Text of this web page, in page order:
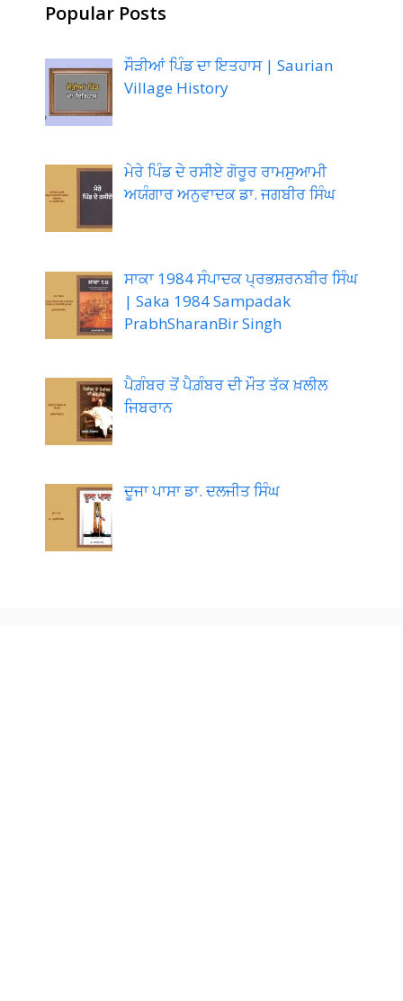
Popular Posts
ਸੌੜੀਆਂ ਪਿੰਡ ਦਾ ਇਤਹਾਸ | Saurian
Village History
ਮੇਰੇ ਪਿੰਡ ਦੇ ਰਸੀਏ ਗੋਰੂਰ ਰਾਮਸੁਆਮੀ
ਅਯੰਗਾਰ ਅਨੁਵਾਦਕ ਡਾ. ਜਗਬੀਰ ਸਿੰਘ
ਸਾਕਾ 1984 ਸੰਪਾਦਕ ਪ੍ਰਭਸ਼ਰਨਬੀਰ ਸਿੰਘ
| Saka 1984 Sampadak
PrabhSharanBir Singh
ਪੈਗ਼ੰਬਰ ਤੋਂ ਪੈਗ਼ੰਬਰ ਦੀ ਮੌਤ ਤੱਕ ਖ਼ਲੀਲ
ਜਿਬਰਾਨ
ਦੂਜਾ ਪਾਸਾ ਡਾ. ਦਲਜੀਤ ਸਿੰਘ